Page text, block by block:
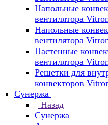
Напольные
вентилятора
Напольные
вентилятора
Настенные
вентилятора
Решетки для
конвекторов
Сунержа
Назад
Сунержа